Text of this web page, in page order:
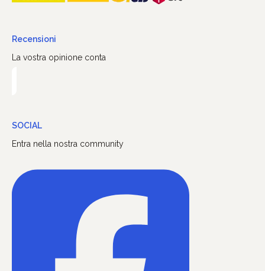
Recensioni
La vostra opinione conta
SOCIAL
Entra nella nostra community